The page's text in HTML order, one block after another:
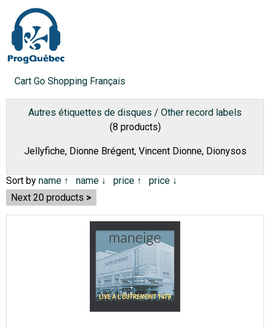
Cart Go Shopping Français
Autres étiquettes de disques / Other record labels
(8 products)
Jellyfiche, Dionne Brégent, Vincent Dionne, Dionysos
Sort by name ↑ name ↓ price ↑
price ↓
Next 20 products